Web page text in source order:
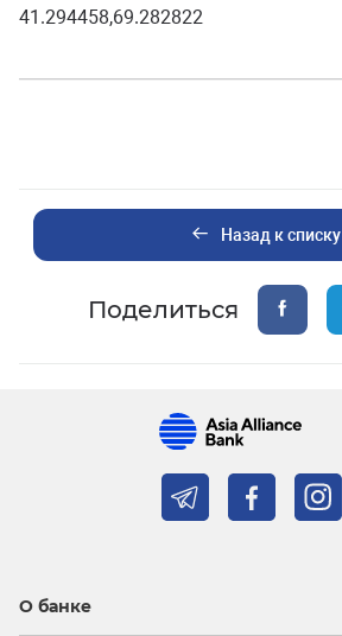
41.294458,69.282822
Назад к списку
Поделиться
О банке